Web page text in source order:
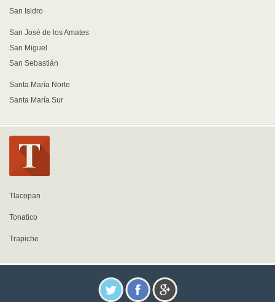
San Isidro
San José de los Amates
San Miguel
San Sebastián
Santa María Norte
Santa María Sur
Tlacopan
Tonatico
Trapiche